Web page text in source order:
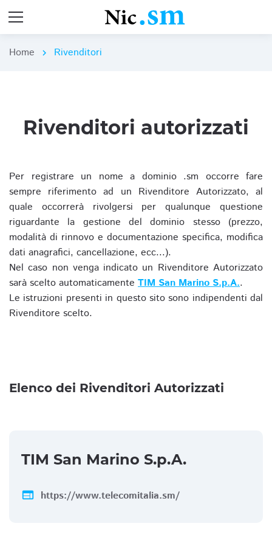
Home chevron_right Rivenditori
Rivenditori autorizzati
Per registrare un nome a dominio .sm occorre fare
sempre riferimento ad un Rivenditore Autorizzato, al
quale occorrerà rivolgersi per qualunque questione
riguardante la gestione del dominio stesso (prezzo,
modalità di rinnovo e documentazione specifica, modifica
dati anagrafici, cancellazione, ecc...).
Nel caso non venga indicato un Rivenditore Autorizzato
sarà scelto automaticamente TIM San Marino S.p.A..
Le istruzioni presenti in questo sito sono indipendenti dal
Rivenditore scelto.
Elenco dei Rivenditori Autorizzati
TIM San Marino S.p.A.
web https://www.telecomitalia.sm/